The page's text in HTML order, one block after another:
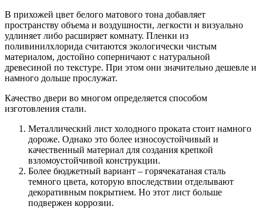
В прихожей цвет белого матового тона добавляет
пространству объема и воздушности, легкости и визуально
удлиняет либо расширяет комнату. Пленки из
поливинилхлорида считаются экологически чистым
материалом, достойно соперничают с натуральной
древесиной по текстуре. При этом они значительно дешевле и
намного дольше прослужат.
Качество двери во многом определяется способом
изготовления стали.
Металлический лист холодного проката стоит намного
дороже. Однако это более износоустойчивый и
качественный материал для создания крепкой
взломоустойчивой конструкции.
Более бюджетный вариант – горячекатаная сталь
темного цвета, которую впоследствии отделывают
декоративным покрытием. Но этот лист больше
подвержен коррозии.